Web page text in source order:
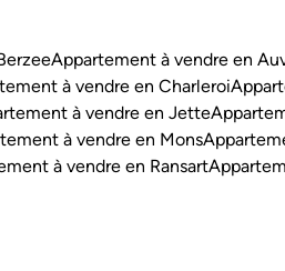
Appartement à vendre en
à vendre en Charleroi
à vendre en Jette
à vendre en Mons
à vendre en Ransart